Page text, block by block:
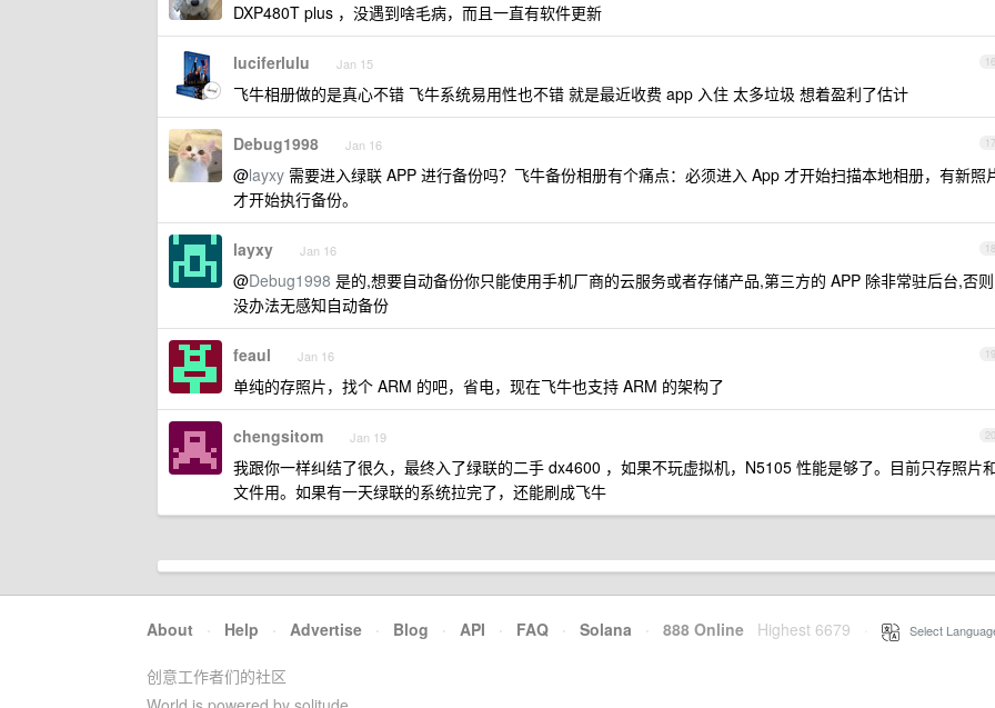
DXP480T plus ，没遇到啥毛病，而且一直有软件更新
16
luciferlulu Jan 15
飞牛相册做的是真心不错 飞牛系统易用性也不错 就是最近收费 app 入住 太多垃圾 想着盈利了估计
17
Debug1998 Jan 16
@layxy 需要进入绿联 APP 进行备份吗？飞牛备份相册有个痛点：必须进入 App 才开始扫描本地相册，有新照
才开始执行备份。
18
layxy Jan 16
@Debug1998 是的,想要自动备份你只能使用手机厂商的云服务或者存储产品,第三方的 APP 除非常驻后台,否则
没办法无感知自动备份
19
feaul Jan 16
单纯的存照片，找个 ARM 的吧，省电，现在飞牛也支持 ARM 的架构了
20
chengsitom Jan 19
我跟你一样纠结了很久，最终入了绿联的二手 dx4600 ，如果不玩虚拟机，N5105 性能是够了。目前只存照片
文件用。如果有一天绿联的系统拉完了，还能刷成飞牛
About · Help · Advertise · Blog · API · FAQ · Solana · 888 Online Highest 6679 Select
创意工作者们的社区